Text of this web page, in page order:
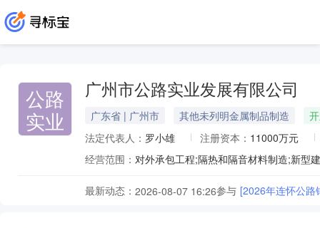
公路
实业
广州市公路实业发展有限公司
广东省 | 广州市 其他未列明金属制品制造
法定代表人： 罗小雄 注册资本： 11000万元
经营范围：
最新动态： 2026-08-07 16:26参与 [2026年连怀公路